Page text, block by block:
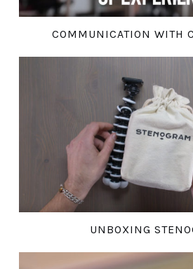
COMMUNICATION WITH
UNBOXING